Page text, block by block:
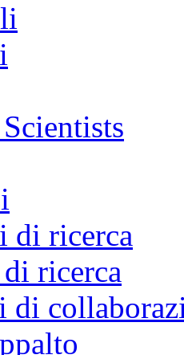
di ricerca
ricerca
di